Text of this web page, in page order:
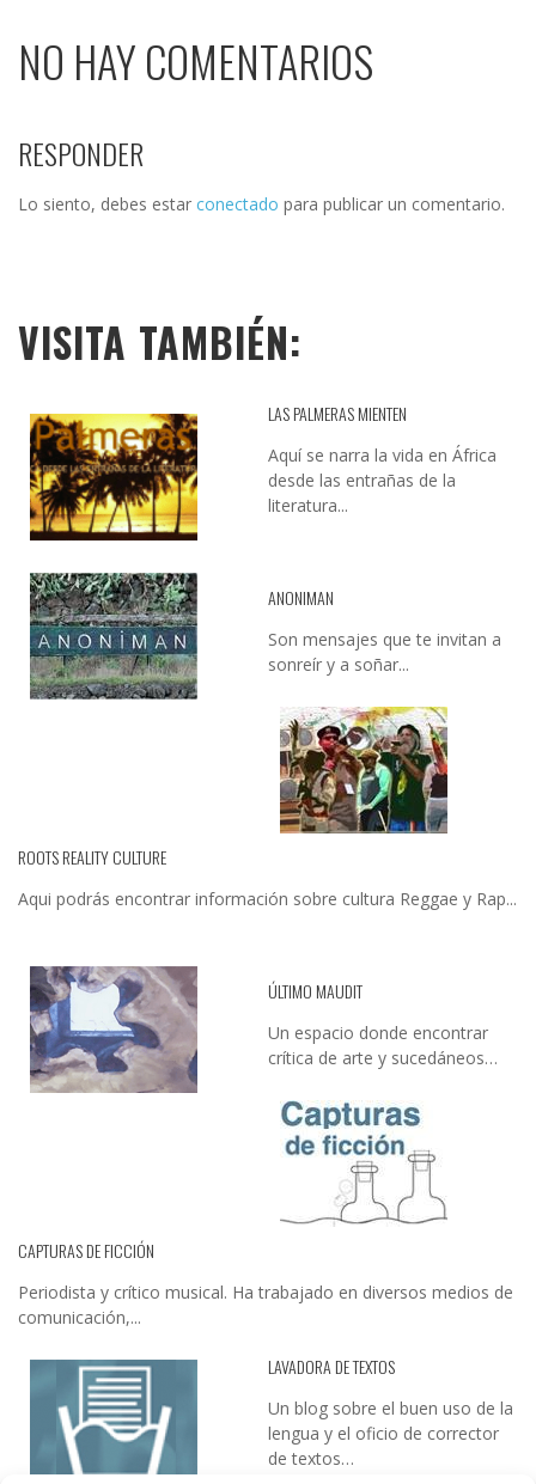
NO HAY COMENTARIOS
RESPONDER
Lo siento, debes estar conectado para publicar un comentario.
VISITA TAMBIÉN:
LAS PALMERAS MIENTEN
Aquí se narra la vida en África
desde las entrañas de la
literatura...
ANONIMAN
Son mensajes que te invitan a
sonreír y a soñar...
ROOTS REALITY CULTURE
Aqui podrás encontrar información sobre cultura Reggae y Rap...
ÚLTIMO MAUDIT
Un espacio donde encontrar
crítica de arte y sucedáneos…
CAPTURAS DE FICCIÓN
Periodista y crítico musical. Ha trabajado en diversos medios de
comunicación,...
LAVADORA DE TEXTOS
Un blog sobre el buen uso de la
lengua y el oficio de corrector
de textos…